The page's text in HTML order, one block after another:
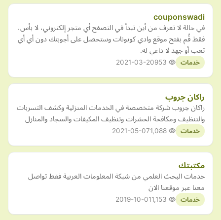
couponswadi
في حالة لا تعرف من أين تبدأ في التصفح أي متجر إلكتروني، لا بأس،
فقط قُم بفتح موقع وادي كوبونات وستحصل على أجوبتك دون أي أي
تعب أو جهد لا داعي له.
خدمات 2021-03-20
راكان جروب
راكان جروب شركة متخصصة في الخدمات المنزلية وكشف التسربات
والتنظيف ومكافحة الحشرات وتنظيف المكيفات والسجاد والمنازل
خدمات 2021-05-07
مكتبتك
خدمات البحث العلمي من شبكة المعلومات العربية فقط تواصل
معنا عبر موقعنا الان
خدمات 2019-10-01